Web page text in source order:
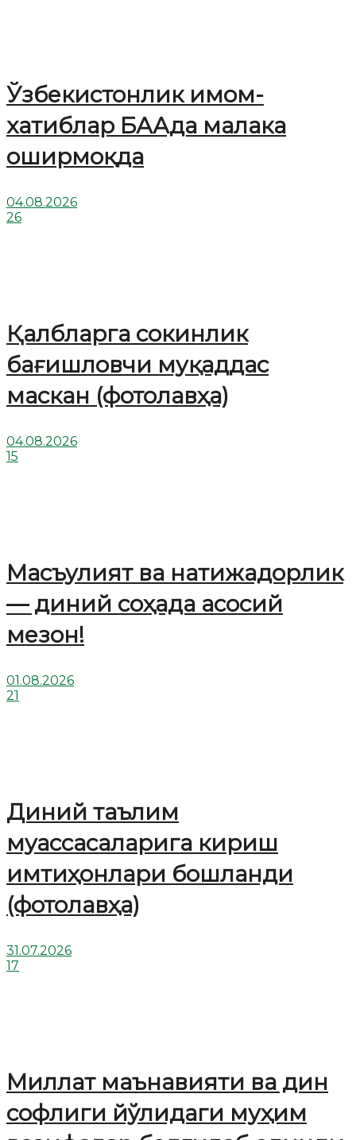
Ўзбекистонлик имом-
хатиблар БААда малака
оширмоқда
04.08.2026
26
Қалбларга сокинлик
бағишловчи муқаддас
маскан (фотолавҳа)
04.08.2026
15
Масъулият ва натижадорлик
— диний соҳада асосий
мезон!
01.08.2026
21
Диний таълим
муассасаларига кириш
имтиҳонлари бошланди
(фотолавҳа)
31.07.2026
17
Миллат маънавияти ва дин
софлиги йўлидаги муҳим